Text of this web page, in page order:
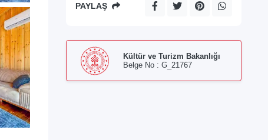
PAYLAŞ
Kültür ve Turizm Bakanlığı
Belge No : G_21767